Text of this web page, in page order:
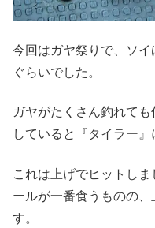
今回はガヤ祭りで、ソ
ぐらいでした。
ガヤがたくさん釣れて
していると『タイラー』
これは上げでヒットし
ールが一番食うものの
す。